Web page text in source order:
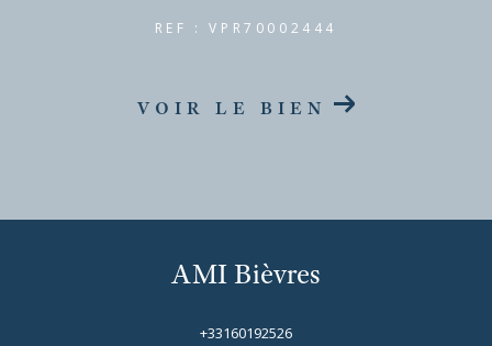
REF : VPR70002444
VOIR LE BIEN
AMI Bièvres
+33160192526